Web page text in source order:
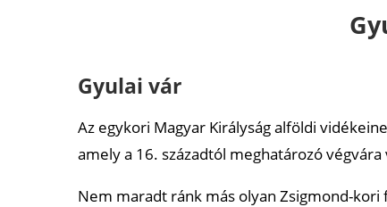
Gyulai vár
Az egykori Magyar Királyság alföldi
amely a 16. századtól meghatározó végvára
Nem maradt ránk más olyan Zsigmond-